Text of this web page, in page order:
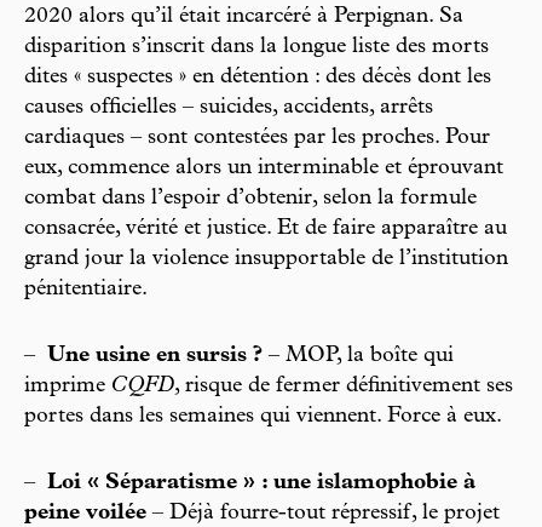
2020 alors qu’il était incarcéré à Perpignan. Sa
disparition s’inscrit dans la longue liste des morts
dites « suspectes » en détention : des décès dont les
causes officielles – suicides, accidents, arrêts
cardiaques – sont contestées par les proches. Pour
eux, commence alors un interminable et éprouvant
combat dans l’espoir d’obtenir, selon la formule
consacrée, vérité et justice. Et de faire apparaître au
grand jour la violence insupportable de l’institution
pénitentiaire.
– Une usine en sursis ? – MOP, la boîte qui
imprime CQFD, risque de fermer définitivement ses
portes dans les semaines qui viennent. Force à eux.
– Loi « Séparatisme » : une islamophobie à
peine voilée – Déjà fourre-tout répressif, le projet